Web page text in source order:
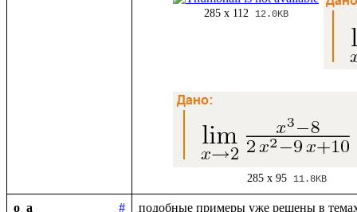
285 x 112 12.0KB
285 x 95 11.8KB
o_a #